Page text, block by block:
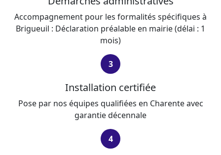
Accompagnement pour les formalités spécifiques à
Brigueuil : Déclaration préalable en mairie (délai : 1
mois)
3
Installation certifiée
Pose par nos équipes qualifiées en Charente avec
garantie décennale
4